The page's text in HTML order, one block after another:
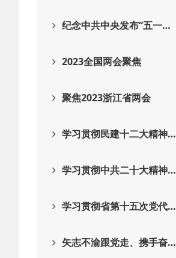
纪念中共中央发布“五一…
2023全国两会聚焦
聚焦2023浙江省两会
学习贯彻民建十二大精神…
学习贯彻中共二十大精神…
学习贯彻省第十五次党代…
矢志不渝跟党走、携手奋…